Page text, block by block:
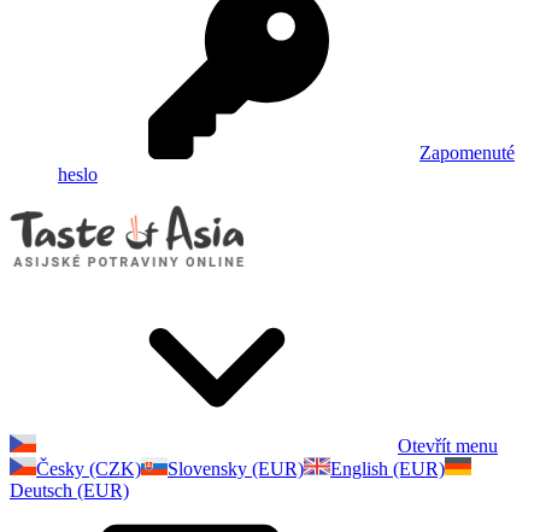
Zapomenuté
heslo
Otevřít menu
Česky (CZK)
Slovensky (EUR)
English (EUR)
Deutsch (EUR)